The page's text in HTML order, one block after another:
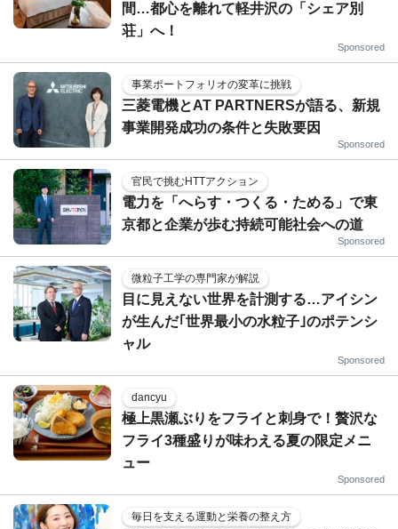
間…都心を離れて軽井沢の「シェア別
荘」へ！
Sponsored
事業ポートフォリオの変革に挑戦
三菱電機とAT PARTNERSが語る、新規
事業開発成功の条件と失敗要因
Sponsored
官民で挑むHTTアクション
電力を「へらす・つくる・ためる」で東
京都と企業が歩む持続可能社会への道
Sponsored
微粒子工学の専門家が解説
目に見えない世界を計測する…アイシン
が生んだ｢世界最小の水粒子｣のポテンシ
ャル
Sponsored
dancyu
極上黒瀬ぶりをフライと刺身で！贅沢な
フライ3種盛りが味わえる夏の限定メニ
ュー
Sponsored
毎日を支える運動と栄養の整え方